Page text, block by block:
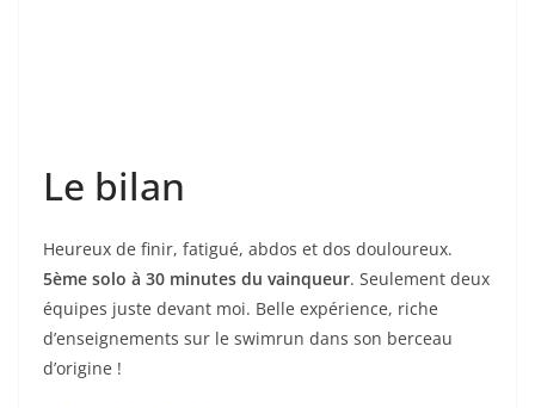
Le bilan
Heureux de finir, fatigué, abdos et dos douloureux.
5ème solo à 30 minutes du vainqueur. Seulement deux
équipes juste devant moi. Belle expérience, riche
d’enseignements sur le swimrun dans son berceau
d’origine !